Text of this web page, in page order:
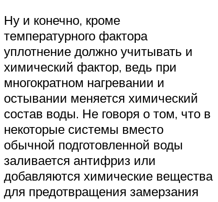
Ну и конечно, кроме
температурного фактора
уплотнение должно учитывать и
химический фактор, ведь при
многократном нагревании и
остывании меняется химический
состав воды. Не говоря о том, что в
некоторые системы вместо
обычной подготовленной воды
заливается антифриз или
добавляются химические вещества
для предотвращения замерзания